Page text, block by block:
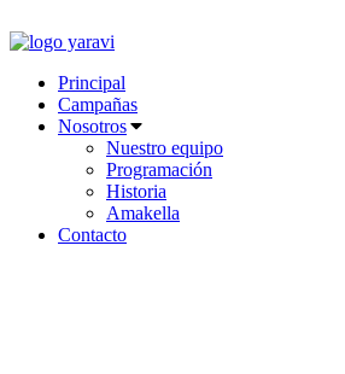
al
Principal
Campañas
Nosotros
Nuestro equipo
Programación
Historia
Amakella
Contacto